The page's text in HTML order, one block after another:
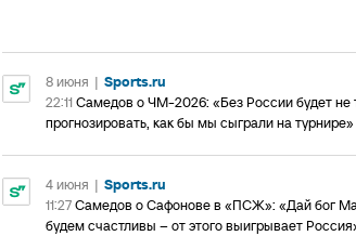
8 июня | Sports.ru
22:11Самедов о ЧМ-2026: «Без России будет не
прогнозировать, как бы мы сыграли на турнире»
4 июня | Sports.ru
11:27Самедов о Сафонове в «ПСЖ»: «Дай бог
будем счастливы – от этого выигрывает